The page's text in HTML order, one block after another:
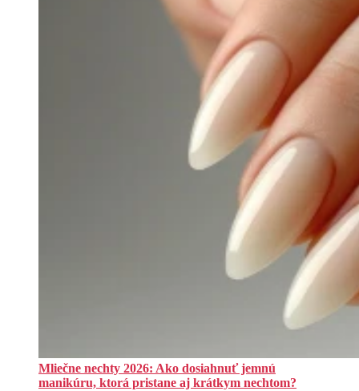
Mliečne nechty 2026: Ako dosiahnuť jemnú
manikúru, ktorá pristane aj krátkym nechtom?